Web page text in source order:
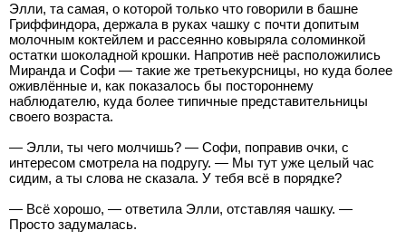
Элли, та самая, о которой только что говорили в башне
Гриффиндора, держала в руках чашку с почти допитым
молочным коктейлем и рассеянно ковыряла соломинкой
остатки шоколадной крошки. Напротив неё расположились
Миранда и Софи — такие же третьекурсницы, но куда более
оживлённые и, как показалось бы постороннему
наблюдателю, куда более типичные представительницы
своего возраста.
— Элли, ты чего молчишь? — Софи, поправив очки, с
интересом смотрела на подругу. — Мы тут уже целый час
сидим, а ты слова не сказала. У тебя всё в порядке?
— Всё хорошо, — ответила Элли, отставляя чашку. —
Просто задумалась.